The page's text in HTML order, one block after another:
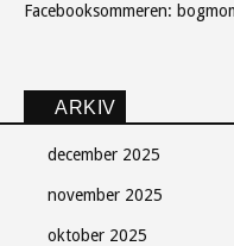
Facebooksommeren:
ARKIV
december 2025
november 2025
oktober 2025